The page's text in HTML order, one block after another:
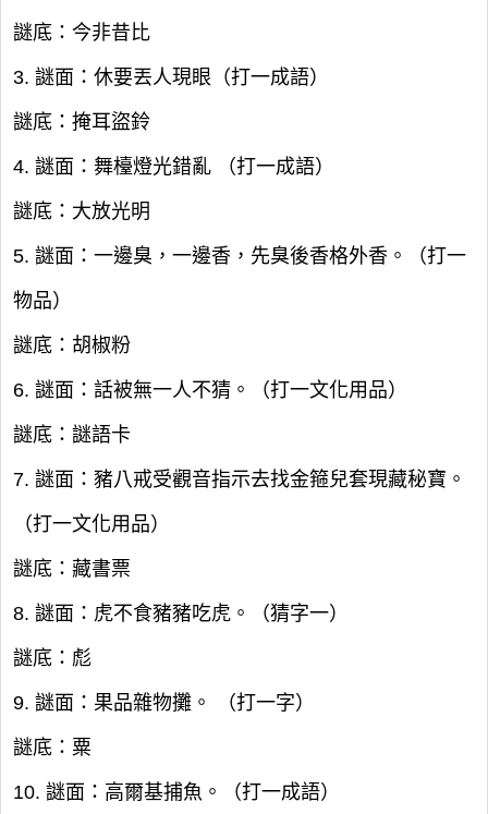
謎底：今非昔比
3. 謎面：休要丟人現眼（打一成語）
謎底：掩耳盜鈴
4. 謎面：舞檯燈光錯亂 （打一成語）
謎底：大放光明
5. 謎面：一邊臭，一邊香，先臭後香格外香。（打一
物品）
謎底：胡椒粉
6. 謎面：話被無一人不猜。（打一文化用品）
謎底：謎語卡
7. 謎面：豬八戒受觀音指示去找金箍兒套現藏秘寶。
（打一文化用品）
謎底：藏書票
8. 謎面：虎不食豬豬吃虎。（猜字一）
謎底：彪
9. 謎面：果品雜物攤。 （打一字）
謎底：粟
10. 謎面：高爾基捕魚。（打一成語）